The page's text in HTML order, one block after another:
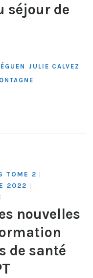
séjour de
JULIE CALVEZ
TOME 2
2022
nouvelles
de santé